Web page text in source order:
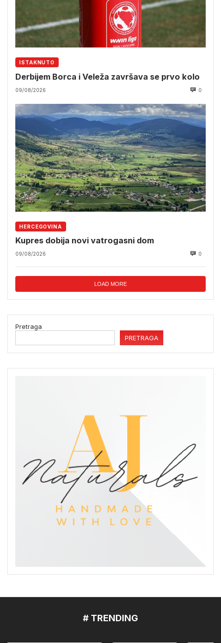
ISTAKNUTO
Derbijem Borca i Veleža završava se prvo kolo
09/08/2026 0
HERCEGOVINA
Kupres dobija novi vatrogasni dom
09/08/2026 0
LOAD MORE
Pretraga
PRETRAGA
# TRENDING